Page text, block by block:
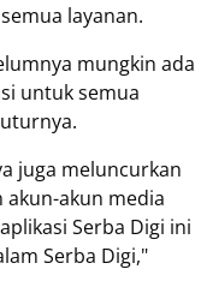
layanan.
mungkin ada
untuk semua
juga meluncurkan
akun-akun media
Serba Digi ini
Serba Digi,"